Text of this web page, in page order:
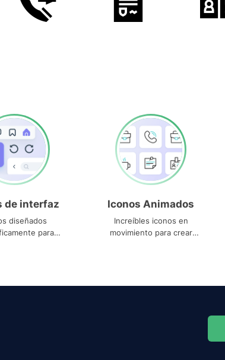
de interfaz
diseñados
para
Iconos Animados
Increíbles iconos en
movimiento para crear